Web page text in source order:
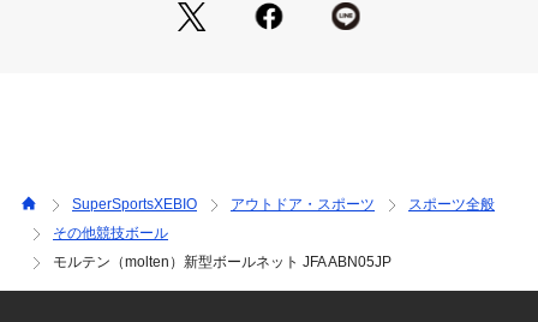
SuperSportsXEBIO アウトドア・スポーツ
スポーツ全般
その他競技ボール
モルテン（molten）新型ボールネット JFA ABN05JP